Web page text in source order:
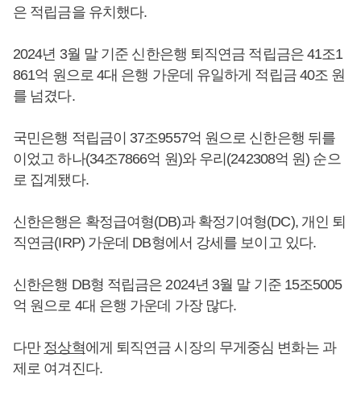
은 적립금을 유치했다.
2024년 3월 말 기준 신한은행 퇴직연금 적립금은 41조1
861억 원으로 4대 은행 가운데 유일하게 적립금 40조 원
를 넘겼다.
국민은행 적립금이 37조9557억 원으로 신한은행 뒤를
이었고 하나(34조7866억 원)와 우리(242308억 원) 순으
로 집계됐다.
신한은행은 확정급여형(DB)과 확정기여형(DC), 개인 퇴
직연금(IRP) 가운데 DB형에서 강세를 보이고 있다.
신한은행 DB형 적립금은 2024년 3월 말 기준 15조5005
억 원으로 4대 은행 가운데 가장 많다.
다만 정상혁에게 퇴직연금 시장의 무게중심 변화는 과
제로 여겨진다.